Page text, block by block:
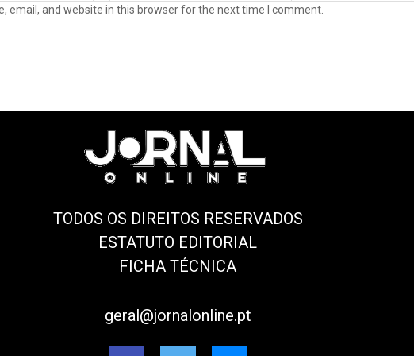
email, and website in this browser for the next time I comment.
TODOS OS DIREITOS RESERVADOS
ESTATUTO EDITORIAL
FICHA TÉCNICA
geral@jornalonline.pt